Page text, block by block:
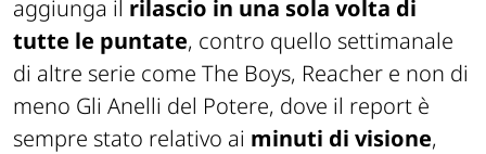
aggiunga il rilascio in una sola volta di
tutte le puntate, contro quello settimanale
di altre serie come The Boys, Reacher e non di
meno Gli Anelli del Potere, dove il report è
sempre stato relativo ai minuti di visione,